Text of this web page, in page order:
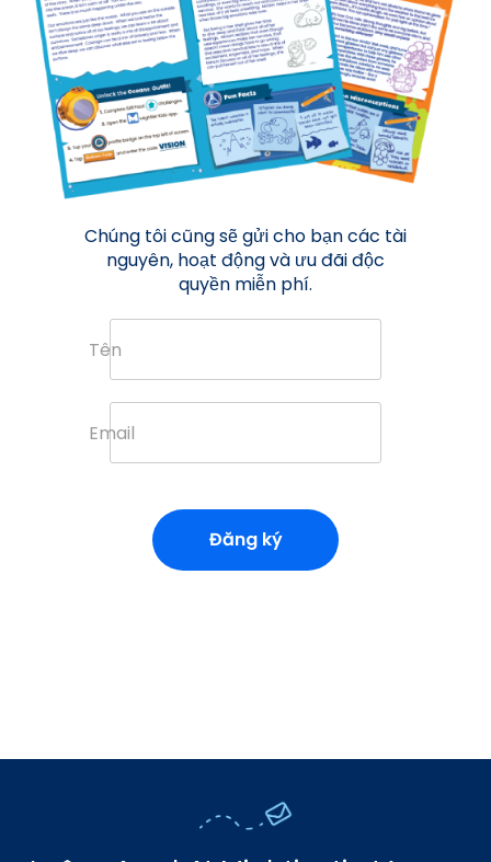
Chúng tôi cũng sẽ gửi cho bạn các tài
nguyên, hoạt động và ưu đãi độc
quyền miễn phí.
Tên
Email
Đăng ký